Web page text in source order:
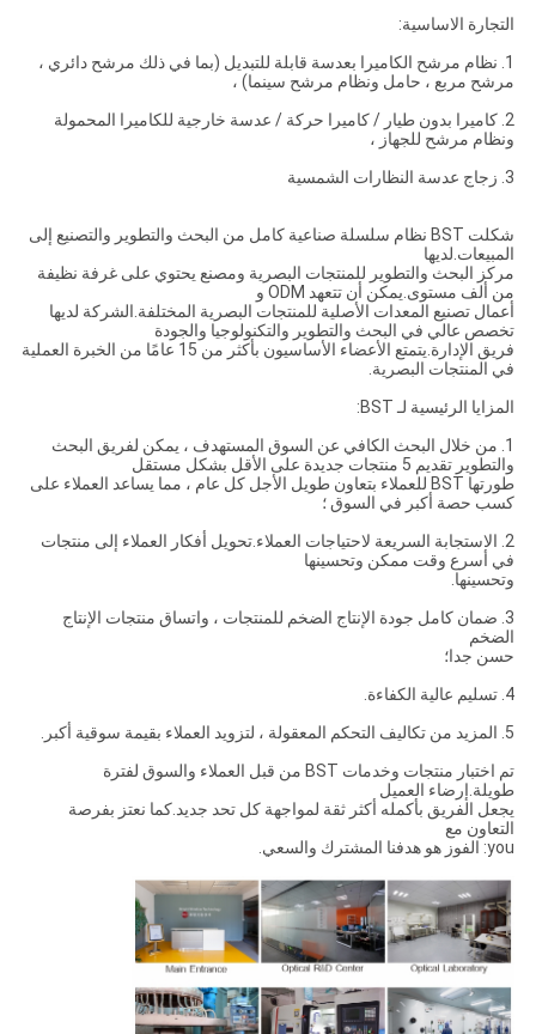
التجارة الاساسية:
1. نظام مرشح الكاميرا بعدسة قابلة للتبديل (بما في ذلك مرشح دائري ،
مرشح مربع ، حامل ونظام مرشح سينما) ،
2. كاميرا بدون طيار / كاميرا حركة / عدسة خارجية للكاميرا المحمولة
ونظام مرشح للجهاز ،
3. زجاج عدسة النظارات الشمسية
شكلت BST نظام سلسلة صناعية كامل من البحث والتطوير والتصنيع إلى
المبيعات.لديها
مركز البحث والتطوير للمنتجات البصرية ومصنع يحتوي على غرفة نظيفة
من ألف مستوى.يمكن أن تتعهد ODM و
أعمال تصنيع المعدات الأصلية للمنتجات البصرية المختلفة.الشركة لديها
تخصص عالي في البحث والتطوير والتكنولوجيا والجودة
فريق الإدارة.يتمتع الأعضاء الأساسيون بأكثر من 15 عامًا من الخبرة العملية
في المنتجات البصرية.
المزايا الرئيسية لـ BST:
1. من خلال البحث الكافي عن السوق المستهدف ، يمكن لفريق البحث
والتطوير تقديم 5 منتجات جديدة على الأقل بشكل مستقل
طورتها BST للعملاء بتعاون طويل الأجل كل عام ، مما يساعد العملاء على
كسب حصة أكبر في السوق ؛
2. الاستجابة السريعة لاحتياجات العملاء.تحويل أفكار العملاء إلى منتجات
في أسرع وقت ممكن وتحسينها
وتحسينها.
3. ضمان كامل جودة الإنتاج الضخم للمنتجات ، واتساق منتجات الإنتاج
الضخم
حسن جدا؛
4. تسليم عالية الكفاءة.
5. المزيد من تكاليف التحكم المعقولة ، لتزويد العملاء بقيمة سوقية أكبر.
تم اختبار منتجات وخدمات BST من قبل العملاء والسوق لفترة
طويلة.إرضاء العميل
يجعل الفريق بأكمله أكثر ثقة لمواجهة كل تحد جديد.كما نعتز بفرصة
التعاون مع
you: الفوز هو هدفنا المشترك والسعي.